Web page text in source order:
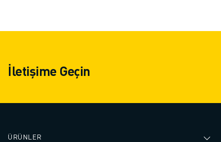
elde edin, hataları en aza
edin.
verimliliği
İletişime Geçin
ÜRÜNLER